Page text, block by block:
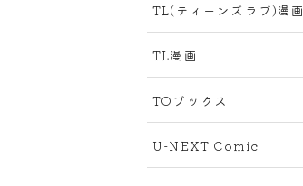
TL(ティーンズラブ)漫画
TL漫画
TOブックス
U-NEXT Comic